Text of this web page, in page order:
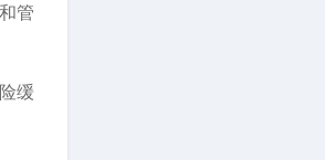
管
缓